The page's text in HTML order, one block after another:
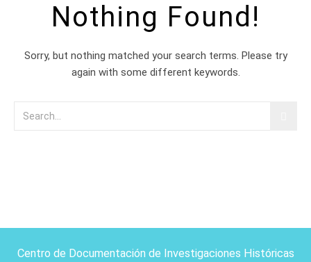
Nothing Found!
Sorry, but nothing matched your search terms. Please try
again with some different keywords.
Centro de Documentación de Investigaciones Históricas